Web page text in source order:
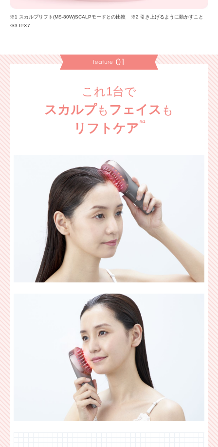
※1 スカルプリフト(MS-80W)SCALPモードとの比較 ※2 引き上げるように動かすこと
※3 IPX7
これ1台で
スカルプも フェイス も
リフトケア ※1